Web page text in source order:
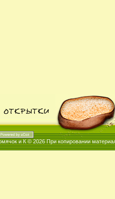
и К © 2026При копировании